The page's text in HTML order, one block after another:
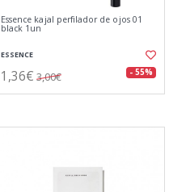
Essence kajal perfilador de ojos 01
black 1un
ESSENCE
1,36€ 3,00€ - 55%